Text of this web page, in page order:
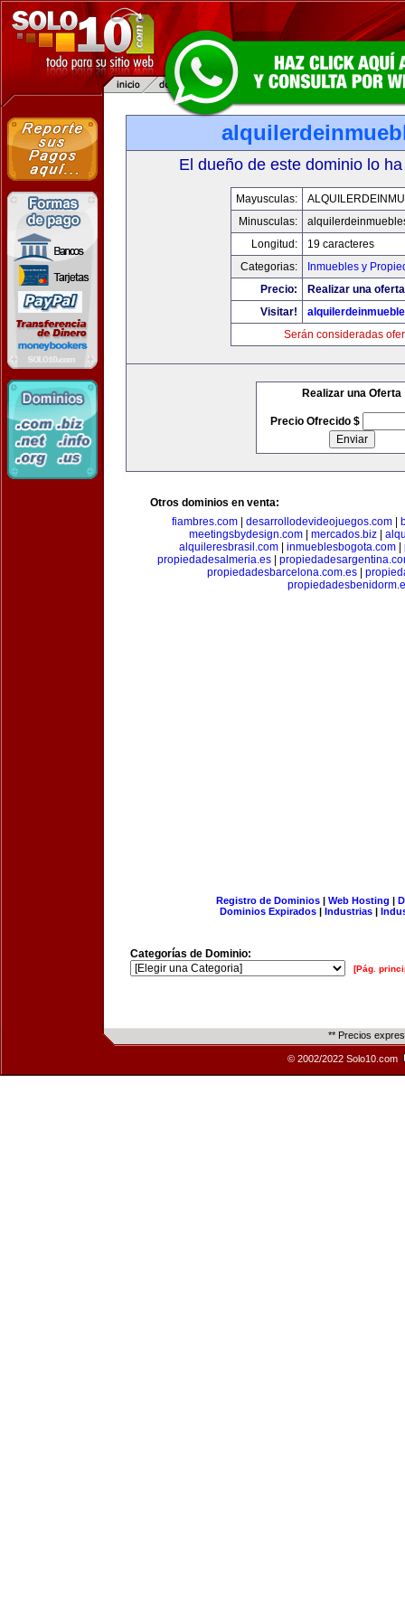
El dueño de este dominio lo
Mayusculas:
Minusculas:
Longitud:
19 caracteres
Categorias:
Inmuebles y
Precio:
Realizar una
Visitar!
Serán consideradas
Realizar una Oferta
Precio Ofrecido $
Otros dominios en venta:
fiambres.com| desarrollodevideojuegos.com|
meetingsbydesign.com| mercados.biz|
alquileresbrasil.com| inmueblesbogota.com|
propiedadesalmeria.es
propiedadesbarcelona.com.es|
Registro de Dominios| Web Hosting |
Dominios Expirados | Industrias |
Categorías de Dominio:
[Pág.
** Precios
© 2002/2022 Solo10.com